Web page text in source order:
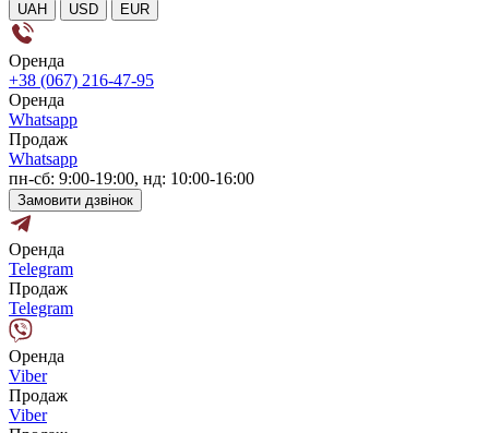
UAH USD EUR
Оренда
+38 (067) 216-47-95
Оренда
Whatsapp
Продаж
Whatsapp
пн-сб: 9:00-19:00, нд: 10:00-16:00
Замовити дзвінок
Оренда
Telegram
Продаж
Telegram
Оренда
Viber
Продаж
Viber